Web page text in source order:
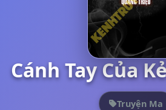
Cánh Tay Của
Truyện Ma